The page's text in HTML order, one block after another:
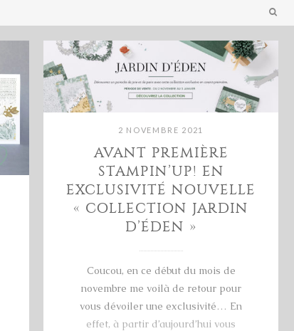
2 NOVEMBRE 2021
AVANT PREMIÈRE
STAMPIN’UP! EN
EXCLUSIVITÉ NOUVELLE
« COLLECTION JARDIN
D’ÉDEN »
Coucou, en ce début du mois de
novembre me voilà de retour pour
vous dévoiler une exclusivité… En
effet, à partir d’aujourd’hui vous